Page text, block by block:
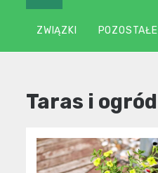
ZWIĄZKI POZOSTAŁE
Taras i ogród